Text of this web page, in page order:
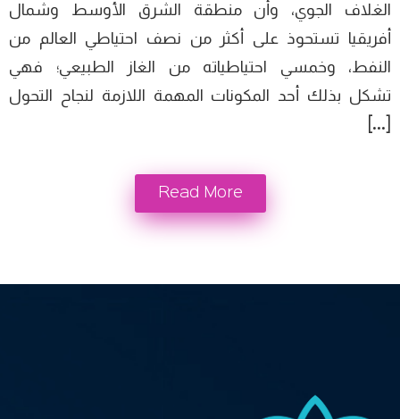
الغلاف الجوي، وأن منطقة الشرق الأوسط وشمال
أفريقيا تستحوذ على أكثر من نصف احتياطي العالم من
النفط، وخمسي احتياطياته من الغاز الطبيعي؛ فهي
تشكل بذلك أحد المكونات المهمة اللازمة لنجاح التحول
[…]
Read More